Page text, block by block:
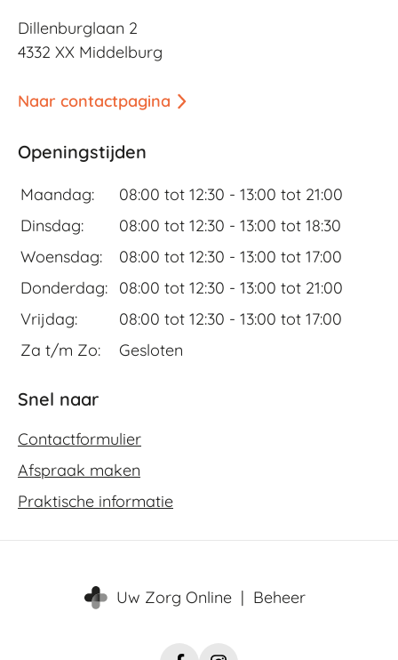
Dillenburglaan 2
4332 XX Middelburg
Naar contactpagina
Openingstijden
Maandag: 08:00 tot 12:30 - 13:00 tot 21:00
Dinsdag:
08:00 tot 12:30 - 13:00 tot 18:30
Woensdag:
08:00 tot 12:30 - 13:00 tot 17:00
Donderdag:
08:00 tot 12:30 - 13:00 tot 21:00
Vrijdag:
08:00 tot 12:30 - 13:00 tot 17:00
Za t/m Zo:
Gesloten
Snel naar
Contactformulier
Afspraak maken
Praktische informatie
Uw Zorg Online | Beheer